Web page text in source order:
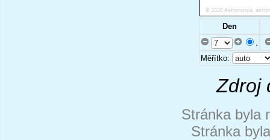
Den
.
Měřítko:
Zdroj
Stránka byla
Stránka